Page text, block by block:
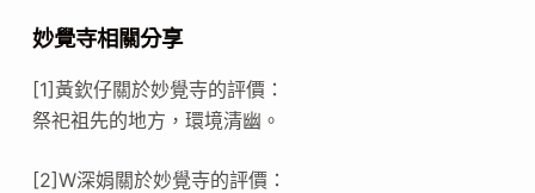
妙覺寺相關分享
[1]黃欽仔關於妙覺寺的評價：
祭祀祖先的地方，環境清幽。
[2]W深娟關於妙覺寺的評價：